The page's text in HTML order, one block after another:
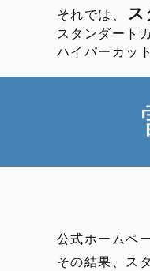
それでは、
スタンダート
ハイパーカッ
公式ホームペ
その結果、ス